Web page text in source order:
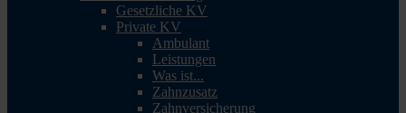
Gesetzliche KV
Private KV
Ambulant
Leistungen
Was ist...
Zahnzusatz
Zahnversicherung